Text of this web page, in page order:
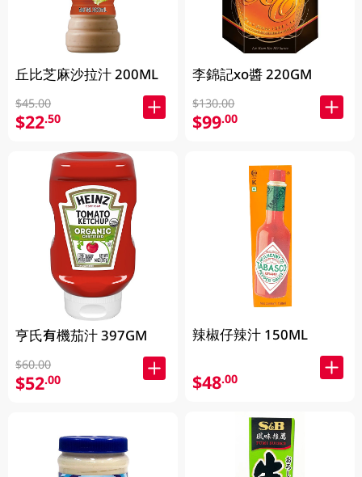
丘比芝麻沙拉汁 200ML
$45.00
$22.50
亨氏有機茄汁 397GM
$60.00
$52.00
李錦記xo醬 220GM
$130.00
$99.00
辣椒仔辣汁 150ML
$48.00